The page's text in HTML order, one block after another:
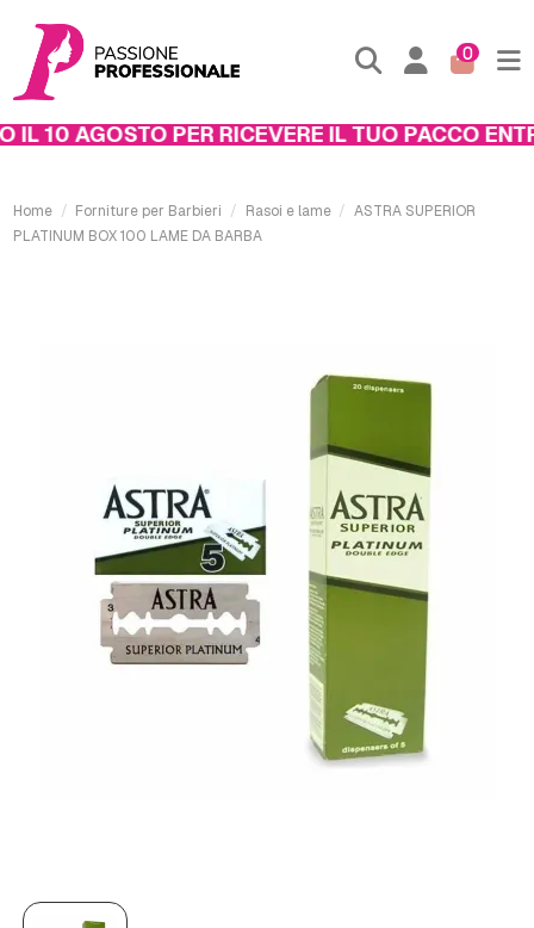
0
10 AGOSTO PER RICEVERE IL TUO PACCO
Home Forniture per Barbieri Rasoi e lame
ASTRA SUPERIOR
PLATINUM BOX 100 LAME DA BARBA